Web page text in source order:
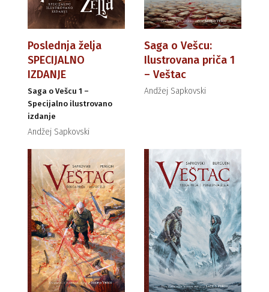
Poslednja želja
SPECIJALNO
IZDANJE
Saga o Vešcu 1 –
Specijalno ilustrovano
izdanje
Andžej Sapkovski
Saga o Vešcu:
Ilustrovana priča 1
– Veštac
Andžej Sapkovski